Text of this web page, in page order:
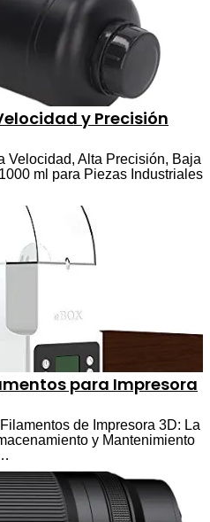
y Precisión
Velocidad, Alta Precisión, Baja
ml para Piezas Industriales
para Impresora
de Impresora 3D: La
y Mantenimiento